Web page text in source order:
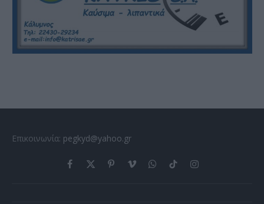
Επικοινωνία: pegkyd@yahoo.gr
Facebook
X
PinterestVimeoWhatsApp
TikTokInstagram